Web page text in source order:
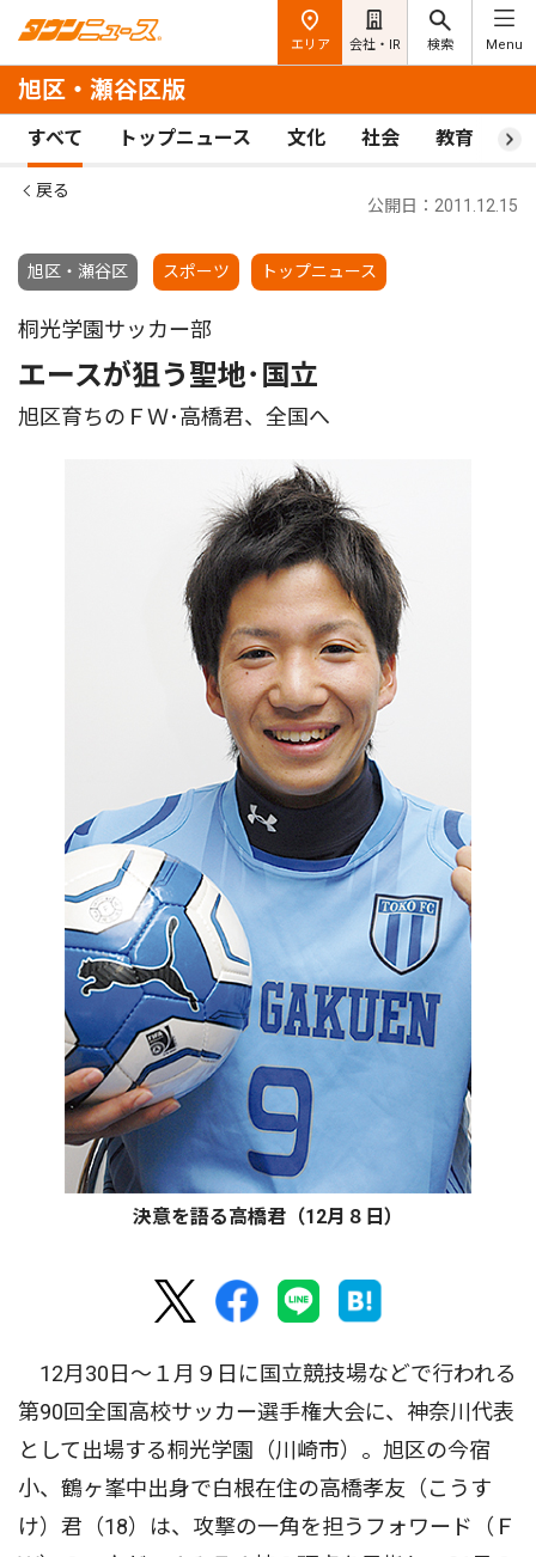
エリア 会社・IR 検索 Menu
旭区・瀬谷区版
すべて トップニュース 文化 社会 教育 ス
戻る
旭区・瀬谷区 スポーツ トップニュース
公開日：2011.12.15
桐光学園サッカー部
エースが狙う聖地･国立
旭区育ちのＦＷ･高橋君、全国へ
決意を語る高橋君（12月８日）
12月30日〜１月９日に国立競技場などで行われる
第90回全国高校サッカー選手権大会に、神奈川代表
として出場する桐光学園（川崎市）。旭区の今宿
小、鶴ヶ峯中出身で白根在住の高橋孝友（こうす
け）君（18）は、攻撃の一角を担うフォワード（Ｆ